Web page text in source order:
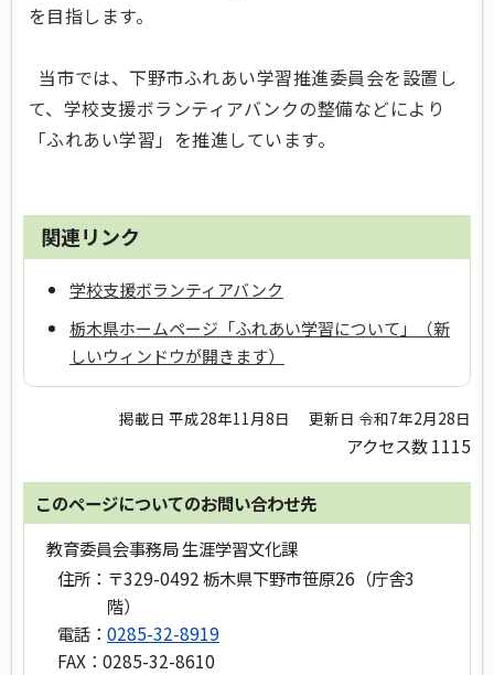
を目指します。
当市では、下野市ふれあい学習推進委員会を設置し
て、学校支援ボランティアバンクの整備などにより
「ふれあい学習」を推進しています。
関連リンク
学校支援ボランティアバンク
栃木県ホームページ「ふれあい学習について」（新
しいウィンドウが開きます）
掲載日 平成28年11月8日 更新日 令和7年2月28日
アクセス数1115
このページについてのお問い合わせ先
教育委員会事務局 生涯学習文化課
住所： 〒329-0492 栃木県下野市笹原26（庁舎3
階）
電話： 0285-32-8919
FAX： 0285-32-8610